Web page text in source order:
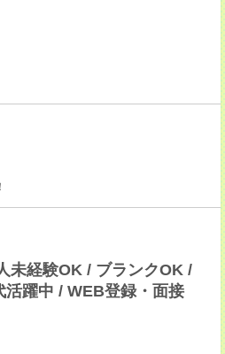
未経験OK / ブランクOK /
活躍中 / WEB登録・面接